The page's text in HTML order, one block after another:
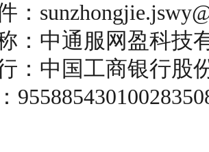
：
：中通服网盈科技
：中国工商银行股